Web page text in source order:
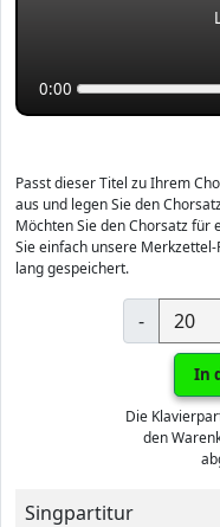
0:00
Passt dieser Titel zu Ihrem
aus und legen Sie den
Möchten Sie den Chorsatz
Sie einfach unsere
lang gespeichert.
-
In
Die
den
Singpartitur